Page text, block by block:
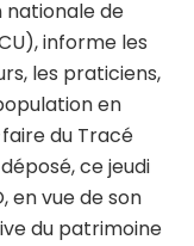
nationale de
informe les
les praticiens,
en
du Tracé
ce jeudi
en vue de son
du patrimoine